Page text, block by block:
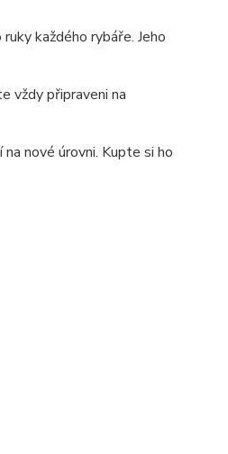
každého rybáře. Jeho
vždy připraveni na
nové úrovni. Kupte si ho